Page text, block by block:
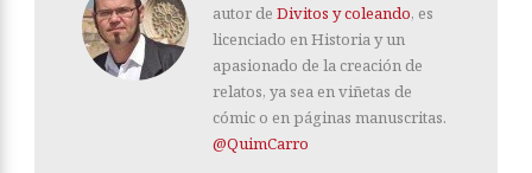
autor de Divitos y coleando, es
licenciado en Historia y un
apasionado de la creación de
relatos, ya sea en viñetas de
cómic o en páginas manuscritas.
@QuimCarro